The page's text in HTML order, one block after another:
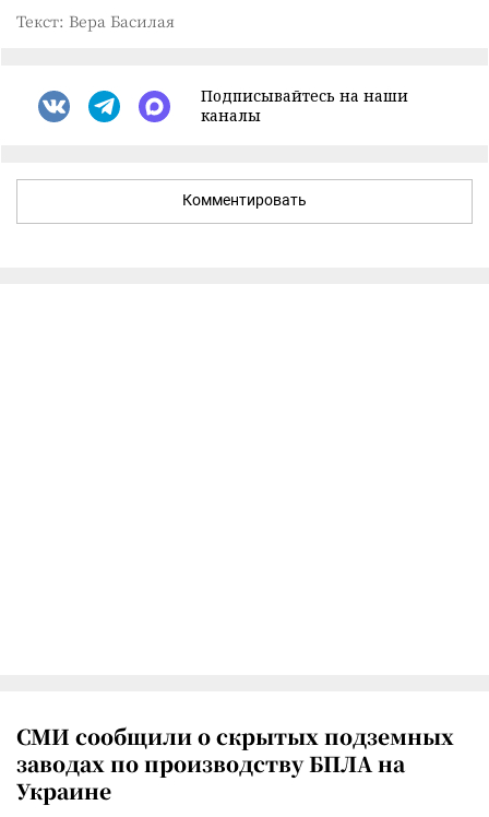
Текст: Вера Басилая
Подписывайтесь на наши
каналы
Комментировать
СМИ сообщили о скрытых подземных
заводах по производству БПЛА на
Украине